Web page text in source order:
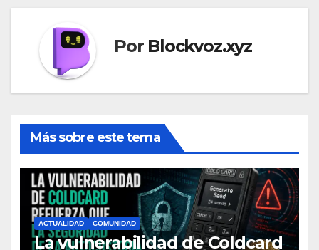
Por Blockvoz.xyz
Más sobre este tema
ACTUALIDAD COMUNIDAD
La vulnerabilidad de Coldcard